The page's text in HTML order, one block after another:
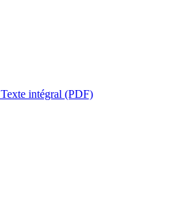
Texte intégral (PDF)